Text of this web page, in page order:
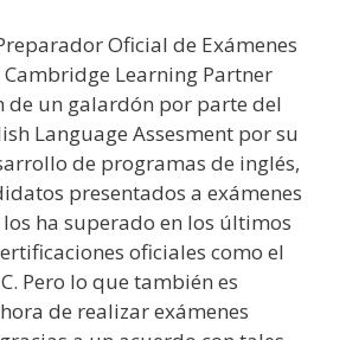
Oficial de Exámenes
Learning Partner
de un galardón por parte del
Language Assesment por su
de programas de inglés,
presentados a exámenes
ha superado en los últimos
oficiales como el
Pero lo que también es
de realizar exámenes